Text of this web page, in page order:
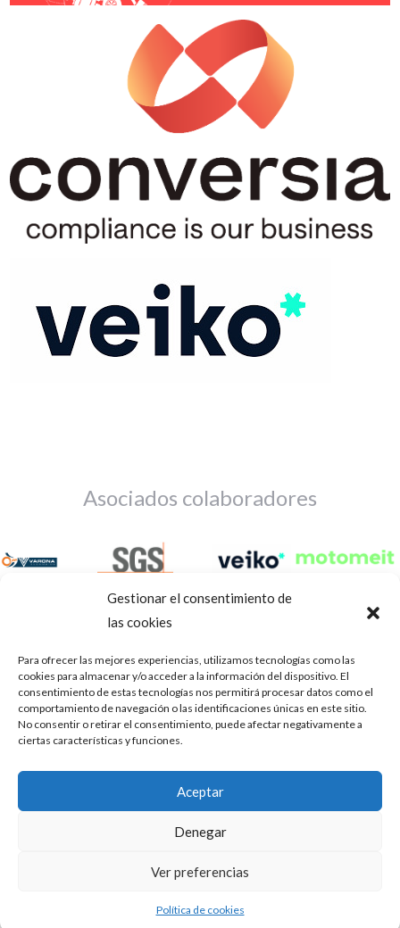
Gestionar el consentimiento de
las cookies
Para ofrecer las mejores experiencias, utilizamos tecnologías como las
cookies para almacenar y/o acceder a la información del dispositivo. El
consentimiento de estas tecnologías nos permitirá procesar datos como el
comportamiento de navegación o las identificaciones únicas en este sitio.
No consentir o retirar el consentimiento, puede afectar negativamente a
ciertas características y funciones.
Aceptar
Denegar
Ver preferencias
Política de cookies
Asociados colaboradores
Aviso Legal Política de privacidad Portal de transparencia
ASOCIACIÓN DE TALLERES DE REPARACIÓN DE
AUTOMÓVILES • CIF: G14023832
Mediación, Arbitraje y Conciliación, de la Consejería de Empleo
Puedes aprender más sobre qué cookies utilizamos o